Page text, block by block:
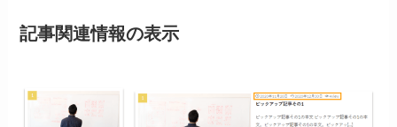
記事関連情報の表示